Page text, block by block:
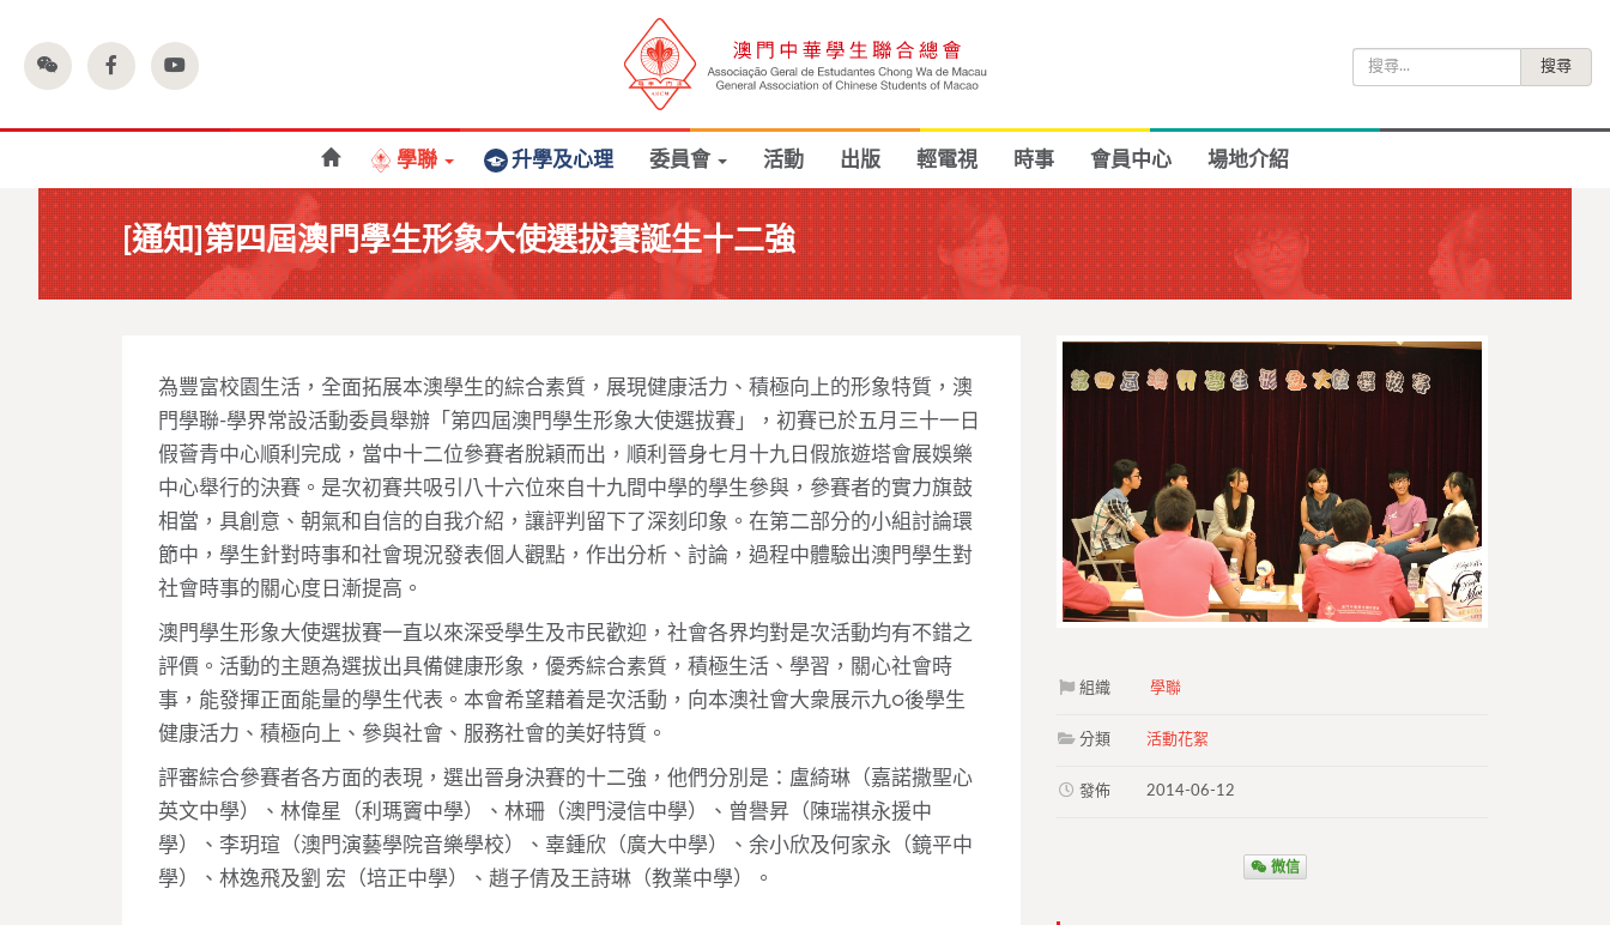
尋
學聯 升學及心理 委員會 活動 出版 輕電視 時事 會員中心 場地介紹
[通知]第四屆澳門學生形象大使選拔賽誕生十二強
為豐富校園生活，全面拓展本澳學生的綜合素質，展現健康活力、積極向上的形象特質，澳
門學聯-學界常設活動委員舉辦「第四屆澳門學生形象大使選拔賽」，初賽已於五月三十一日
假薈青中心順利完成，當中十二位參賽者脫穎而出，順利晉身七月十九日假旅遊塔會展娛樂
中心舉行的決賽。是次初賽共吸引八十六位來自十九間中學的學生參與，參賽者的實力旗鼓
相當，具創意、朝氣和自信的自我介紹，讓評判留下了深刻印象。在第二部分的小組討論環
節中，學生針對時事和社會現況發表個人觀點，作出分析、討論，過程中體驗出澳門學生對
社會時事的關心度日漸提高。
澳門學生形象大使選拔賽一直以來深受學生及市民歡迎，社會各界均對是次活動均有不錯之
評價。活動的主題為選拔出具備健康形象，優秀綜合素質，積極生活、學習，關心社會時
事，能發揮正面能量的學生代表。本會希望藉着是次活動，向本澳社會大衆展示九○後學生
健康活力、積極向上、參與社會、服務社會的美好特質。
評審綜合參賽者各方面的表現，選出晉身決賽的十二強，他們分別是：盧綺琳（嘉諾撒聖心
英文中學）、林偉星（利瑪竇中學）、林珊（澳門浸信中學）、曾譽昇（陳瑞祺永援中
學）、李玥瑄（澳門演藝學院音樂學校）、辜鍾欣（廣大中學）、余小欣及何家永（鏡平中
學）、林逸飛及劉 宏（培正中學）、趙子倩及王詩琳（教業中學）。
組織 學聯
分類 活動花絮
發佈 2014-06-12
微信